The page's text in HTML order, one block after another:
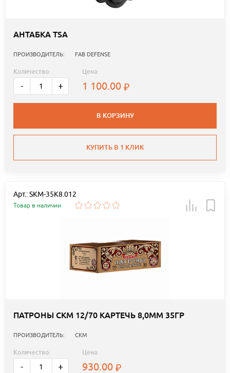
АНТАБКА TSA
ПРОИЗВОДИТЕЛЬ: FAB DEFENSE
Количество:
- +
Цена:
1 100.00
В КОРЗИНУ
КУПИТЬ В 1 КЛИК
Арт.: SKM-35K8.012
Товар в наличии
ПАТРОНЫ СКМ 12/70 КАРТЕЧЬ 8,0ММ 35ГР
ПРОИЗВОДИТЕЛЬ: СКМ
Количество:
- +
Цена:
930.00